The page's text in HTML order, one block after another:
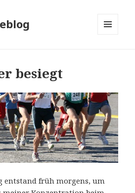
besiegt
entstand früh morgens, um